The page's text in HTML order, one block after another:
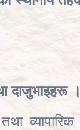
दाजुभाइहरू ।